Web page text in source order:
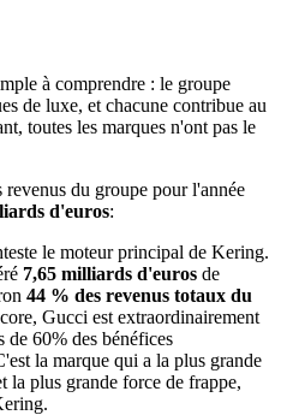
à comprendre : le groupe
de luxe, et chacune contribue au
toutes les marques n'ont pas le
du groupe pour l'année
d'euros:
le moteur principal de Kering.
7,65 milliards d'euros de
44 % des revenus totaux du
Gucci est extraordinairement
de 60% des bénéfices
la marque qui a la plus grande
la plus grande force de frappe,